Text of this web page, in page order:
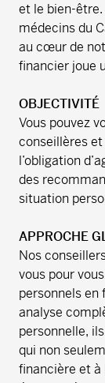
et le bien-être.
médecins du
au cœur de
financier joue
OBJECTIVITÉ
Vous pouvez
conseillères
l’obligation
des
situation
APPROCHE
Nos
vous pour
personnels en
analyse
personnelle,
qui non
financière et à